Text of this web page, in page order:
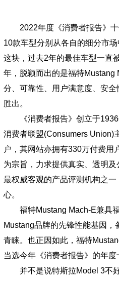
2022年度《消费者报告》
10款车型分别从各自的细分市
这块，过去2年的最佳车型一直
年，脱颖而出的是福特Mustang
分、可靠性、用户满意度、安
胜出。
《消费者报告》创立于
消费者联盟(Consumers Union)
户，其网站亦拥有330万付费用
为宗旨，力求提供真实、透明
最权威客观的产品评测机构之
心。
福特Mustang Mach-E兼具
Mustang品牌的先锋性能基因
青睐。也正因如此，福特
当选今年《消费者报告》的年度
并不是说特斯拉Model 3不